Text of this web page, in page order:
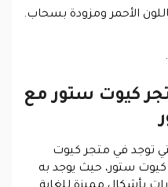
الأحمر ومزودة بسحاب.
كيوت ستور مع
توجد في متجر كيوت
ستور، حيث يوجد به